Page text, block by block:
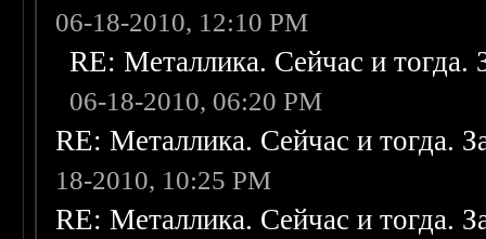
06-18-2010, 12:10 PM
RE: Металлика. Сейчас и
06-18-2010, 06:20 PM
RE: Металлика. Сейчас и тогда.
18-2010, 10:25 PM
RE: Металлика. Сейчас и тогда.